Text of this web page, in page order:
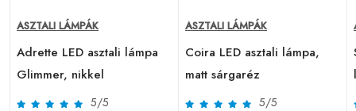
ASZTALI LÁMPÁK
Adrette LED asztali lámpa
Glimmer, nikkel
5/5
ASZTALI LÁMPÁK
Coira LED asztali lámpa,
matt sárgaréz
5/5